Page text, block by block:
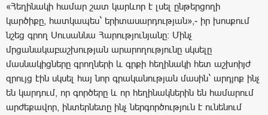
«Հեղինակի համար շատ կարևոր է լսել ընթերցողի
կարծիքը, հատկապես` երիտասարդության»,- իր խոսքում
նշեց գրող Սուսաննա Հարությունյանը: Մինչ
մրցանակաբաշխության արարողությունը սկսելը
մասնակիցները գրողների և գրքի հեղինակի հետ աշխոիյժ
զրույց էին սկսել հայ նոր գրականության մասին` արդյոք ինչ
են կարդում, որ գործերը և որ հեղինակներին են համարում
արժեքավոր, ինտերնետը ինչ ներգործություն է ունենում